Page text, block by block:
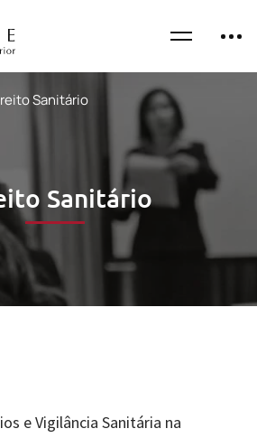
Sanitário
Sanitário
e Vigilância Sanitária na